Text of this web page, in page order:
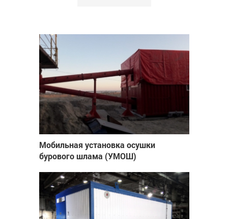
Мобильная установка осушки
бурового шлама (УМОШ)